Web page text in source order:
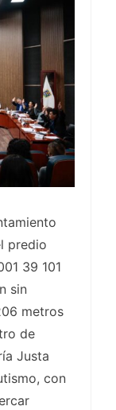
predio
39 101
sin
metros
de
Justa
con